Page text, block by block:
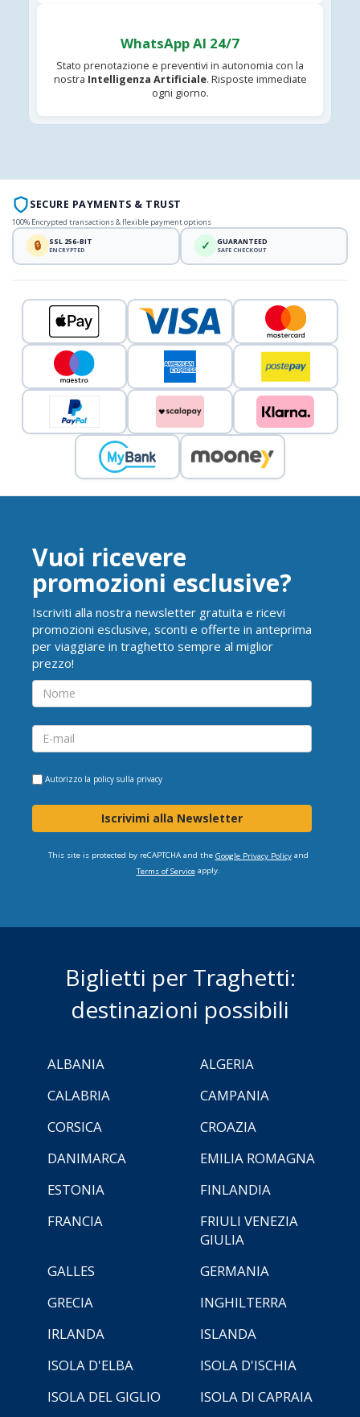
WhatsApp AI 24/7
Stato prenotazione e preventivi in autonomia con la
nostra Intelligenza Artificiale. Risposte immediate
ogni giorno.
SECURE PAYMENTS & TRUST
100% Encrypted transactions & flexible payment options
🔒 SSL 256-BIT
ENCRYPTED ✓ GUARANTEED
SAFE CHECKOUT
Vuoi ricevere
promozioni esclusive?
Iscriviti alla nostra newsletter gratuita e ricevi
promozioni esclusive, sconti e offerte in anteprima
per viaggiare in traghetto sempre al miglior
prezzo!
Autorizzo la policy sulla privacy
Iscrivimi alla Newsletter
This site is protected by reCAPTCHA and the Google Privacy Policyand
Terms of Serviceapply.
Biglietti per Traghetti:
destinazioni possibili
ALBANIA
ALGERIA
CALABRIA
CAMPANIA
CORSICA
CROAZIA
DANIMARCA
EMILIA ROMAGNA
ESTONIA
FINLANDIA
FRANCIA
FRIULI VENEZIA
GIULIA
GALLES
GERMANIA
GRECIA
INGHILTERRA
IRLANDA
ISLANDA
ISOLA D'ELBA
ISOLA D'ISCHIA
ISOLA DEL GIGLIO
ISOLA DI CAPRAIA